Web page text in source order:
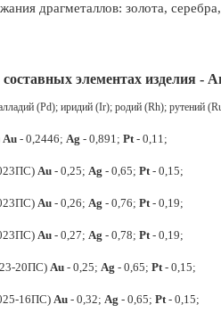
драгметаллов: золота,
элементах изделия -
(Pd); иридий (Ir); родий (Rh); рутений
Au - 0,2446; Ag - 0,891; Pt- 0,11;
Au - 0,25; Ag - 0,65; Pt- 0,15;
Au - 0,26; Ag - 0,76; Pt- 0,19;
Au - 0,27; Ag - 0,78; Pt- 0,19;
20ПС) Au - 0,25; Ag - 0,65; Pt- 0,15;
16ПС) Au - 0,32; Ag - 0,65; Pt- 0,15;